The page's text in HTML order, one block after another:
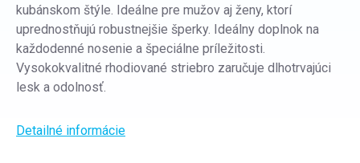
kubánskom štýle. Ideálne pre mužov aj ženy, ktorí
uprednostňujú robustnejšie šperky. Ideálny doplnok na
každodenné nosenie a špeciálne príležitosti.
Vysokokvalitné rhodiované striebro zaručuje dlhotrvajúci
lesk a odolnosť.
Detailné informácie